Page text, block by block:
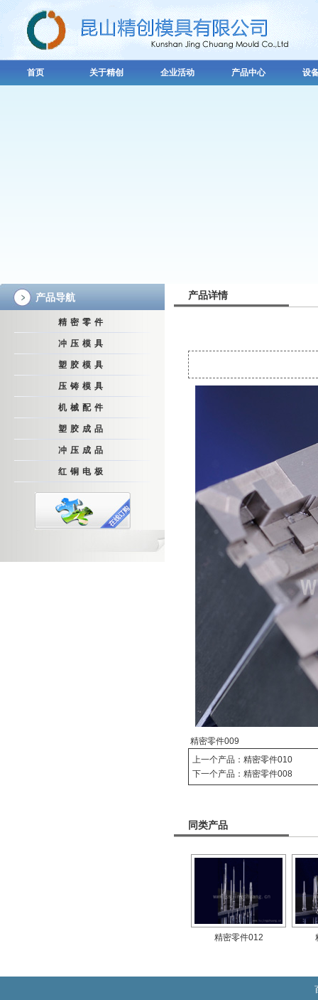
首页 关于精创 企业活动 产品中心 设
产品导航
精密零件
冲压模具
塑胶模具
压铸模具
机械配件
塑胶成品
冲压成品
红铜电极
产品详情
精密零件009
上一个产品： 精密零件010
下一个产品： 精密零件008
同类产品
精密零件012